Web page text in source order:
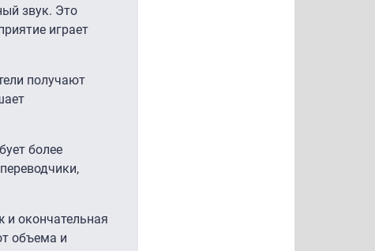
звук. Это
играет
получают
более
и окончательная
объема и